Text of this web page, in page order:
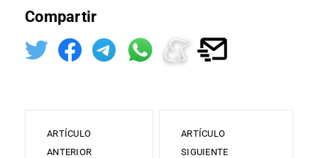
Compartir
ARTÍCULO
ANTERIOR
ARTÍCULO
SIGUIENTE